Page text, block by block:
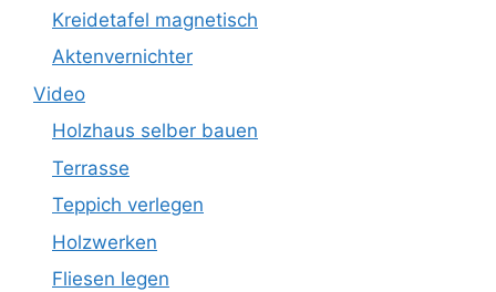
Kreidetafel magnetisch
Aktenvernichter
Video
Holzhaus selber bauen
Terrasse
Teppich verlegen
Holzwerken
Fliesen legen